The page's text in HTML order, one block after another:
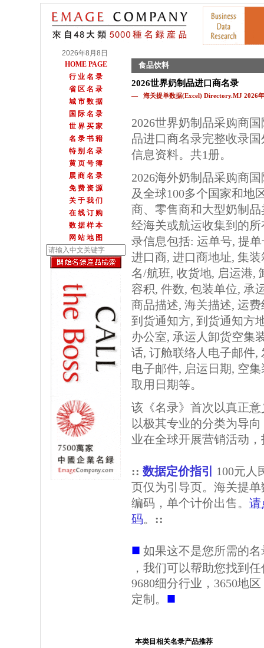
2026年8月8日
HOME PAGE
行 业 名 录
省 区 名 录
城 市 数 据
国 际 名 录
世 界 买 家
名 录 书 籍
特 别 名 录
黄 页 号 簿
展 商 名 录
免 费 资 源
关 于 我 们
在 线 订 购
数 据 样 本
网 站 地 图
食品饮料
2026世界奶制品进口商名录
— 海关提单数据(Excel) Directory.MJ 2026
2026世界奶制品采购商
品进口商名录完整收录
信息资料。共1册。
2026海外奶制品采购商
及全球100多个国家和地
商、零售商和大型奶制
经海关或航运收集到的
录信息包括: 运单号, 提
进口商, 进口商地址, 集
名/航班, 收货地, 启运港,
容积, 件数, 包装单位, 承
商品描述, 海关描述, 运
到货通知方, 到货通知方
办公室, 承运人卸货空集
话, 订舱联络人电子邮件,
电子邮件, 启运日期, 空
取用日期等。
该《名录》首次以真正
以极其专业的分类为导
业在全球开展营销活动
:: 数据定价指引
100元人
页仅为引导页。海关提
编码，单个计价出售。 请
码。 ::
■ 如果这不是您所需的
，我们可以帮助您找到
9680细分行业，3650地
定制。 ■
本类目相关名录产品推荐